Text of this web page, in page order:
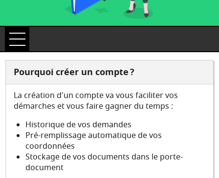
Ouvrir le menu
Accueil
Mes demandes
Mon compte
Pourquoi créer un compte ?
La création d'un compte va vous faciliter vos
démarches et vous faire gagner du temps :
Historique de vos demandes
Pré-remplissage automatique de vos
coordonnées
Stockage de vos documents dans le porte-
document